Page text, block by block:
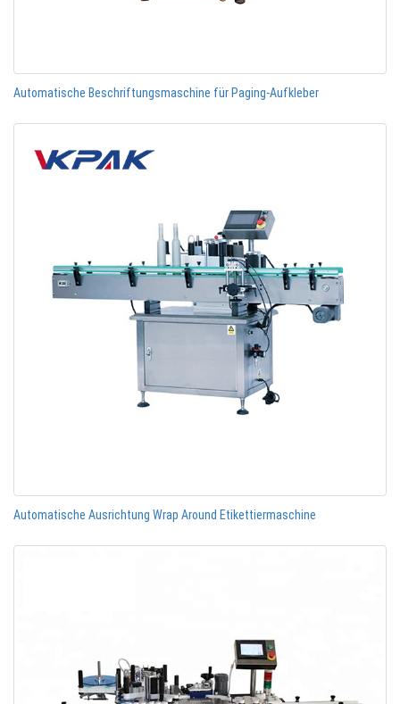
Automatische Beschriftungsmaschine für Paging-Aufkleber
Automatische Ausrichtung Wrap Around Etikettiermaschine